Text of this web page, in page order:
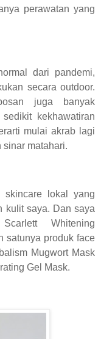
perawatan yang
dari pandemi,
secara outdoor.
juga banyak
kekhawatiran
mulai akrab lagi
matahari.
skincare lokal yang
kulit saya. Dan saya
Whitening
satunya produk face
Mugwort Mask
Gel Mask.